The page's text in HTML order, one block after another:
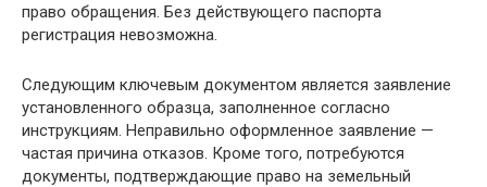
право обращения. Без действующего паспорта
регистрация невозможна.
Следующим ключевым документом является заявление
установленного образца, заполненное согласно
инструкциям. Неправильно оформленное заявление —
частая причина отказов. Кроме того, потребуются
документы, подтверждающие право на земельный